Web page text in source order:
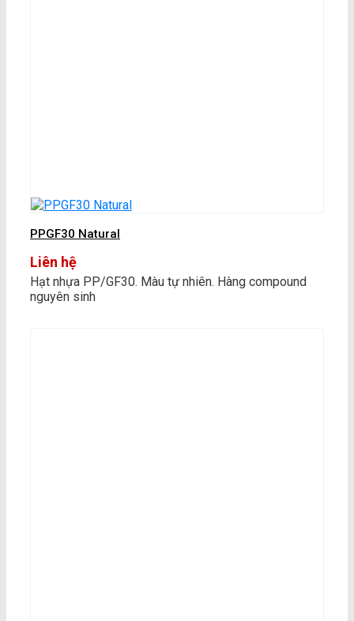
PPGF30 Natural
Liên hệ
Hạt nhựa PP/GF30. Màu tự nhiên. Hàng compound
nguyên sinh